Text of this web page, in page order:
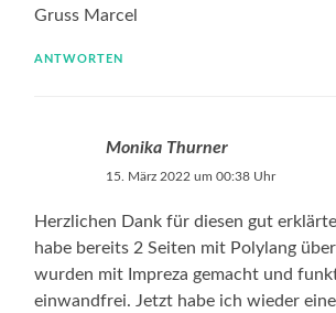
Gruss Marcel
ANTWORTEN
Monika Thurner
15. März 2022 um 00:38 Uhr
Herzlichen Dank für diesen gut
habe bereits 2 Seiten mit Polylang
wurden mit Impreza gemacht und
einwandfrei. Jetzt habe ich wieder